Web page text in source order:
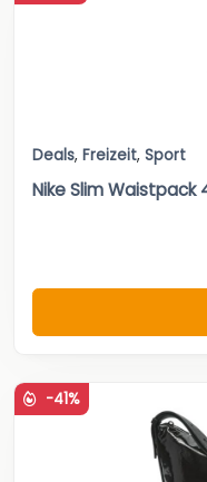
Deals, Freizeit, Sport
Nike Slim Waistpack
-41%